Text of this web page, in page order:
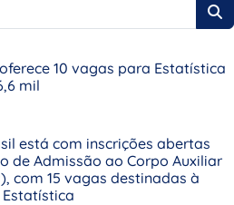
10 vagas para Estatística
mil
está com inscrições abertas
de Admissão ao Corpo Auxiliar
com 15 vagas destinadas à